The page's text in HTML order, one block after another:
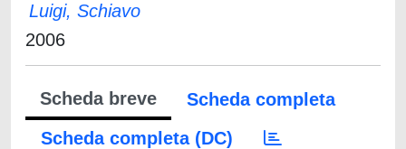
Luigi, Schiavo
2006
Scheda breve
Scheda completa
Scheda completa (DC)